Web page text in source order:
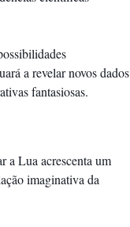
a revelar novos dados
fantasiosas.
a Lua acrescenta um
imaginativa da